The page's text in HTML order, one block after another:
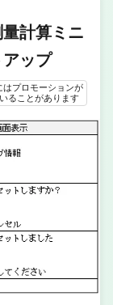
計算ミニ
ップ
はプロモーションが
ることがあります